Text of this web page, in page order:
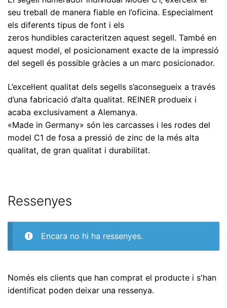
seu treball de manera fiable en l’oficina. Especialment
els diferents tipus de font i els
zeros hundibles caracteritzen aquest segell. També en
aquest model, el posicionament exacte de la impressió
del segell és possible gràcies a un marc posicionador.
L’excel·lent qualitat dels segells s’aconsegueix a través
d’una fabricació d’alta qualitat. REINER produeix i
acaba exclusivament a Alemanya.
«Made in Germany» són les carcasses i les rodes del
model C1 de fosa a pressió de zinc de la més alta
qualitat, de gran qualitat i durabilitat.
Ressenyes
Encara no hi ha ressenyes.
Només els clients que han comprat el producte i s'han
identificat poden deixar una ressenya.